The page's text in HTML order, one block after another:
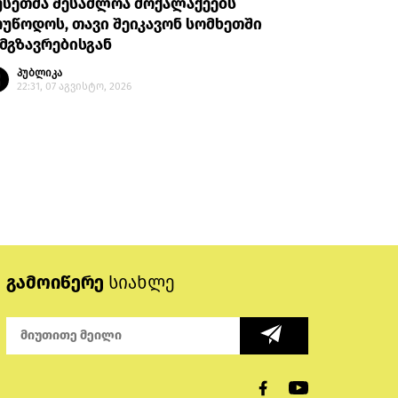
შესაძლოა მოქალაქეებს
თავი შეიკავონ სომხეთში
პუბლიკა
22:31, 07 აგვისტო, 2026
გამოიწერე სიახლე